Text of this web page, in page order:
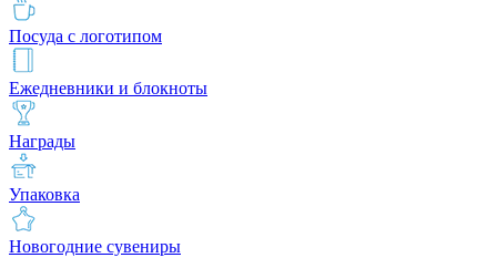
Посуда с логотипом
Ежедневники и блокноты
Награды
Упаковка
Новогодние сувениры